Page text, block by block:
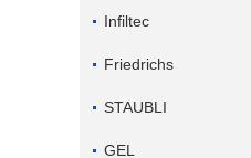
Infiltec
Friedrichs
STAUBLI
GEL